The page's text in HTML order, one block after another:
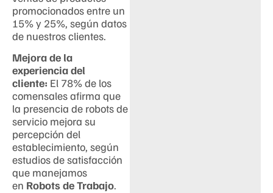
promocionados entre un
15% y 25%, según datos
de nuestros clientes.
Mejora de la
experiencia del
cliente: El 78% de los
comensales afirma que
la presencia de robots de
servicio mejora su
percepción del
establecimiento, según
estudios de satisfacción
que manejamos
en Robots de Trabajo.